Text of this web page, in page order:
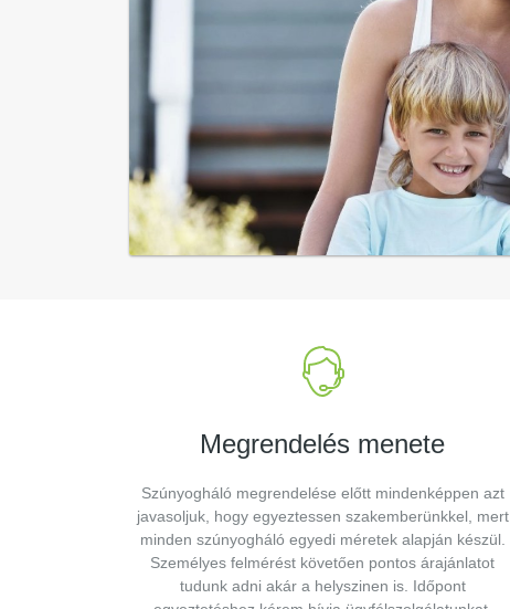
Megrendelés menete
Szúnyogháló megrendelése előtt mindenképpen azt
javasoljuk, hogy egyeztessen szakemberünkkel, mert
minden szúnyogháló egyedi méretek alapján készül.
Személyes felmérést követően pontos árajánlatot
tudunk adni akár a helyszinen is. Időpont